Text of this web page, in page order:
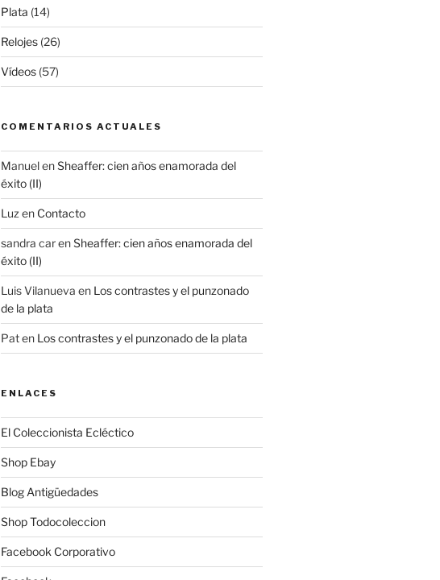
Plata (14)
Relojes(26)
Vídeos(57)
COMENTARIOS ACTUALES
ManuelenSheaffer: cien años enamorada del
éxito (II)
Luz en Contacto
sandra carenSheaffer: cien años enamorada del
éxito (II)
Luis Vilanueva en Los contrastes y el punzonado
de la plata
Paten Los contrastes y el punzonado de la plata
ENLACES
El Coleccionista Ecléctico
Shop Ebay
Blog Antigüedades
Shop Todocoleccion
Facebook Corporativo